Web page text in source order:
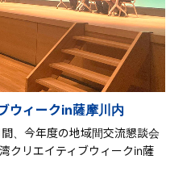
ウィークin薩摩川内
、今年度の地域間交流懇談会
クリエイティブウィークin薩